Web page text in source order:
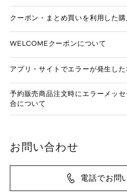
クーポン・まとめ買いを利用した
WELCOMEクーポンについて
アプリ・サイトでエラーが発生した
予約販売商品注文時にエラーメッ
合について
お問い合わせ
電話でお問